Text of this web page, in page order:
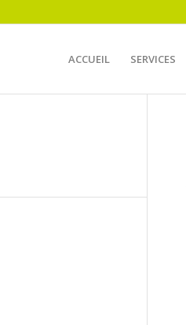
ACCUEIL SERVICES